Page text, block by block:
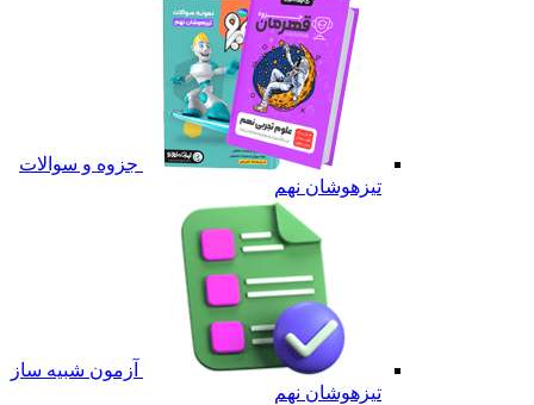
جزوه و سوالات
تیزهوشان نهم
آزمون شبیه ساز
تیزهوشان نهم